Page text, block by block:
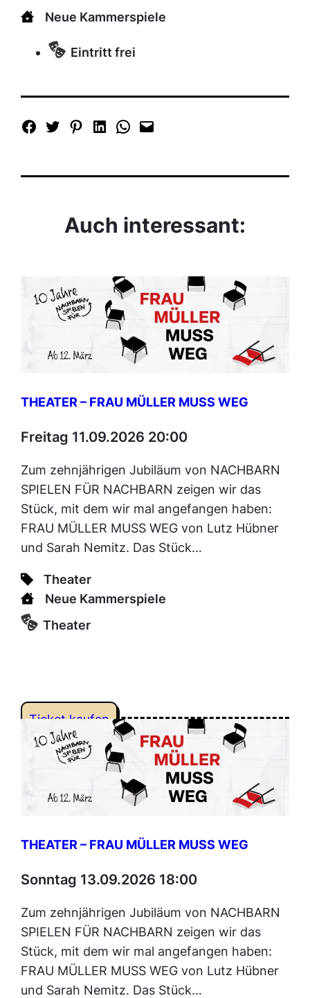
Neue Kammerspiele
Eintritt frei
Auch interessant:
THEATER – FRAU MÜLLER MUSS WEG
Freitag 11.09.2026 20:00
Zum zehnjährigen Jubiläum von NACHBARN
SPIELEN FÜR NACHBARN zeigen wir das
Stück, mit dem wir mal angefangen haben:
FRAU MÜLLER MUSS WEG von Lutz Hübner
und Sarah Nemitz. Das Stück…
Theater
Neue Kammerspiele
Theater
Ticket kaufen
THEATER – FRAU MÜLLER MUSS WEG
Sonntag 13.09.2026 18:00
Zum zehnjährigen Jubiläum von NACHBARN
SPIELEN FÜR NACHBARN zeigen wir das
Stück, mit dem wir mal angefangen haben:
FRAU MÜLLER MUSS WEG von Lutz Hübner
und Sarah Nemitz. Das Stück…